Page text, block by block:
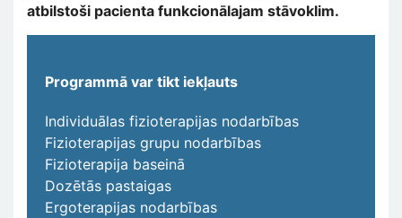
atbilstoši pacienta funkcionālajam stāvoklim.
Programmā var tikt iekļauts
Individuālas fizioterapijas nodarbības
Fizioterapijas grupu nodarbības
Fizioterapija baseinā
Dozētās pastaigas
Ergoterapijas nodarbības